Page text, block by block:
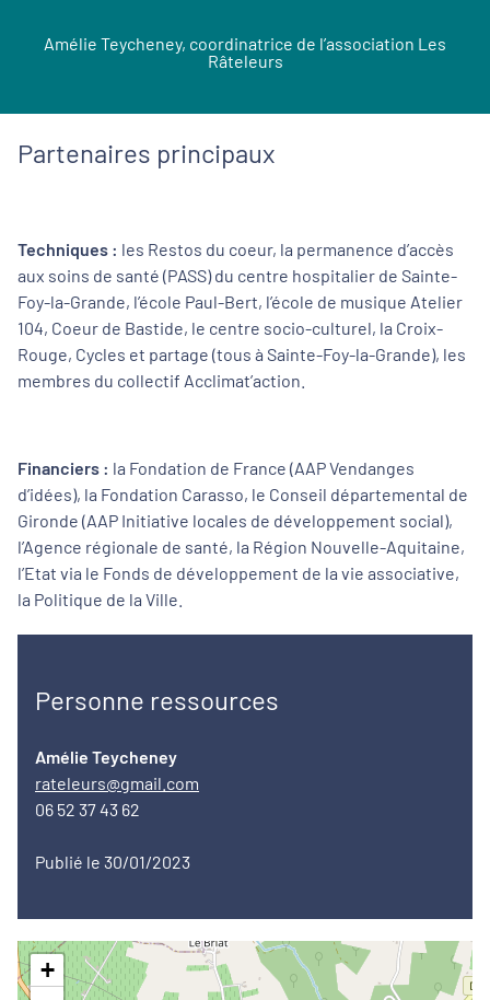
Amélie Teycheney, coordinatrice de l’association Les
Râteleurs
Partenaires principaux
Techniques : les Restos du coeur, la permanence d’accès
aux soins de santé (PASS) du centre hospitalier de Sainte-
Foy-la-Grande, l’école Paul-Bert, l’école de musique Atelier
104, Coeur de Bastide, le centre socio-culturel, la Croix-
Rouge, Cycles et partage (tous à Sainte-Foy-la-Grande), les
membres du collectif Acclimat’action.
Financiers : la Fondation de France (AAP Vendanges
d’idées), la Fondation Carasso, le Conseil départemental de
Gironde (AAP Initiative locales de développement social),
l’Agence régionale de santé, la Région Nouvelle-Aquitaine,
l’Etat via le Fonds de développement de la vie associative,
la Politique de la Ville.
Personne ressources
Amélie Teycheney
rateleurs@gmail.com
06 52 37 43 62
Publié le 30/01/2023
+